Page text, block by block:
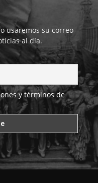
usaremos su correo
al día.
y términos de